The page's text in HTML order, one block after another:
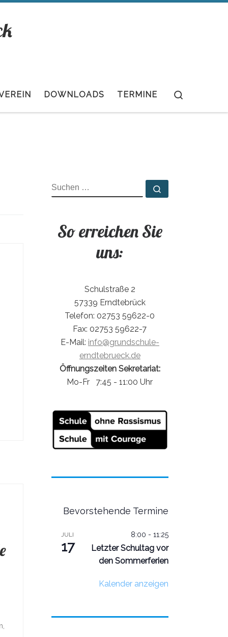
DOWNLOADS TERMINE
SUCHE
So erreichen Sie
uns:
Schulstraße 2
57339 Erndtebrück
Telefon: 02753 59622-0
Fax: 02753 59622-7
E-Mail: info@grundschule-
erndtebrueck.de
Öffnungszeiten Sekretariat:
Mo-Fr 7:45 - 11:00 Uhr
Bevorstehende Termine
JULI
17
8:00 - 11:25
Letzter Schultag vor
den Sommerferien
Kalender anzeigen